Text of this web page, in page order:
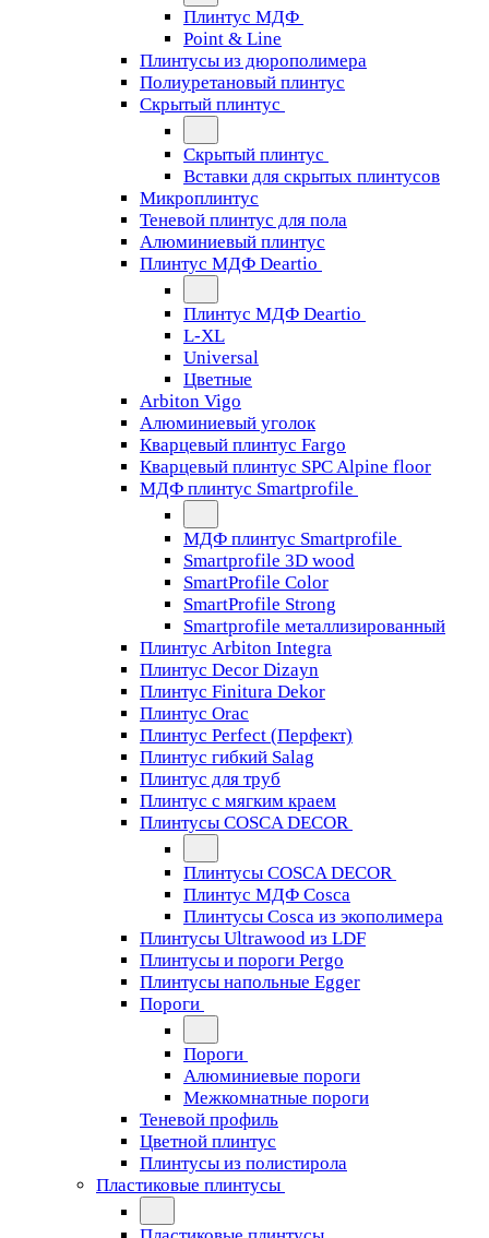
Плинтус МДФ
Point & Line
Плинтусы из дюрополимера
Полиуретановый плинтус
Скрытый плинтус
Скрытый плинтус
Вставки для скрытых плинтусов
Микроплинтус
Теневой плинтус для пола
Алюминиевый плинтус
Плинтус МДФ Deartio
Плинтус МДФ Deartio
L-XL
Universal
Цветные
Arbiton Vigo
Алюминиевый уголок
Кварцевый плинтус Fargo
Кварцевый плинтус SPC Alpine floor
МДФ плинтус Smartprofile
МДФ плинтус Smartprofile
Smartprofile 3D wood
SmartProfile Color
SmartProfile Strong
Smartprofile металлизированный
Плинтус Arbiton Integra
Плинтус Decor Dizayn
Плинтус Finitura Dekor
Плинтус Orac
Плинтус Perfect (Перфект)
Плинтус гибкий Salag
Плинтус для труб
Плинтус с мягким краем
Плинтусы COSCA DECOR
Плинтусы COSCA DECOR
Плинтус МДФ Cosca
Плинтусы Cosca из экополимера
Плинтусы Ultrawood из LDF
Плинтусы и пороги Pergo
Плинтусы напольные Egger
Пороги
Пороги
Алюминиевые пороги
Межкомнатные пороги
Теневой профиль
Цветной плинтус
Плинтусы из полистирола
Пластиковые плинтусы